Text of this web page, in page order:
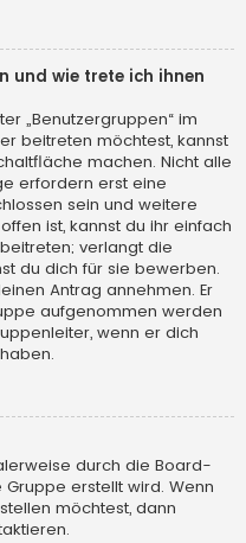
und wie trete ich ihnen
„Benutzergruppen“ im
beitreten möchtest, kannst
machen. Nicht alle
erfordern erst eine
sein und weitere
ist, kannst du ihr einfach
verlangt die
du dich für sie bewerben.
Antrag annehmen. Er
aufgenommen werden
wenn er dich
durch die Board-
erstellt wird. Wenn
möchtest, dann